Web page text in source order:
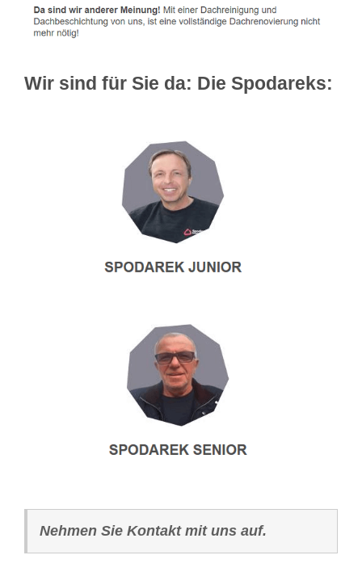
Wir sind für Sie da: Die Spodareks:
Nehmen Sie Kontakt mit uns auf.